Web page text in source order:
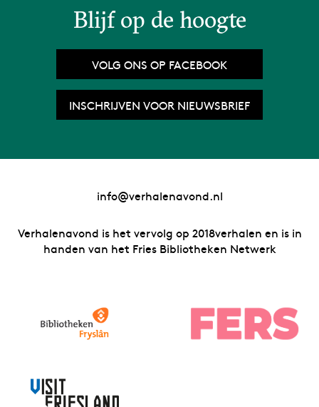
Blijf op de hoogte
VOLG ONS OP FACEBOOK
INSCHRIJVEN VOOR NIEUWSBRIEF
info@verhalenavond.nl
Verhalenavond is het vervolg op 2018verhalen en is in
handen van het Fries Bibliotheken Netwerk